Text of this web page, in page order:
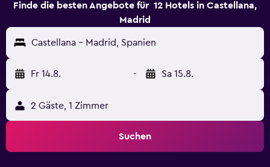
Finde die besten Angebote für 12 Hotels in Castellana,
Madrid
Castellana - Madrid, Spanien
Fr 14.8. - Sa 15.8.
2 Gäste, 1 Zimmer
Suchen